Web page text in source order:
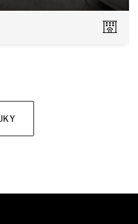
- Nové Mesto